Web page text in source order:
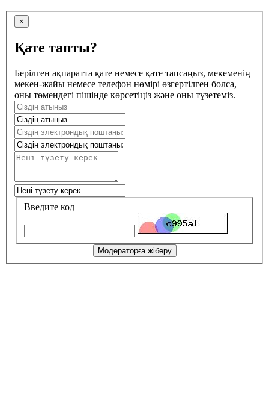
×
Қате тапты?
Берілген ақпаратта қате немесе қате тапсаңыз, мекеменің
мекен-жайы немесе телефон нөмірі өзгертілген болса,
оны төмендегі пішінде көрсетіңіз және оны түзетеміз.
Введите код
Модераторға жіберу